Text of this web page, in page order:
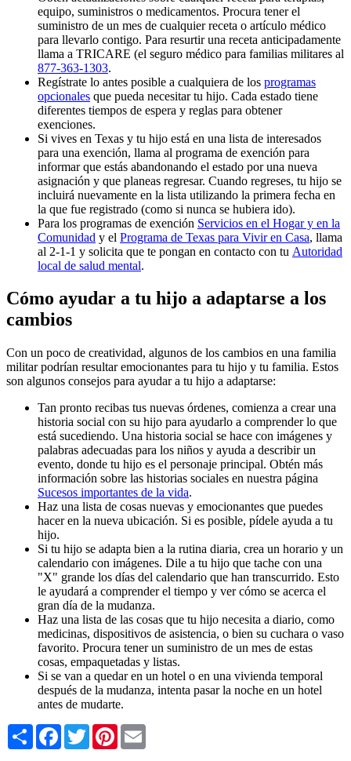
equipo, suministros o medicamentos. Procura tener el
suministro de un mes de cualquier receta o artículo médico
para llevarlo contigo. Para resurtir una receta anticipadamente
llama a TRICARE (el seguro médico para familias militares al
877-363-1303.
Regístrate lo antes posible a cualquiera de los programas
opcionales que pueda necesitar tu hijo. Cada estado tiene
diferentes tiempos de espera y reglas para obtener
exenciones.
Si vives en Texas y tu hijo está en una lista de interesados
para una exención, llama al programa de exención para
informar que estás abandonando el estado por una nueva
asignación y que planeas regresar. Cuando regreses, tu hijo se
incluirá nuevamente en la lista utilizando la primera fecha en
la que fue registrado (como si nunca se hubiera ido).
Para los programas de exención Servicios en el Hogar y en la
Comunidad y el Programa de Texas para Vivir en Casa, llama
al 2-1-1 y solicita que te pongan en contacto con tu Autoridad
local de salud mental.
Cómo ayudar a tu hijo a adaptarse a los
cambios
Con un poco de creatividad, algunos de los cambios en una familia
militar podrían resultar emocionantes para tu hijo y tu familia. Estos
son algunos consejos para ayudar a tu hijo a adaptarse:
Tan pronto recibas tus nuevas órdenes, comienza a crear una
historia social con su hijo para ayudarlo a comprender lo que
está sucediendo. Una historia social se hace con imágenes y
palabras adecuadas para los niños y ayuda a describir un
evento, donde tu hijo es el personaje principal. Obtén más
información sobre las historias sociales en nuestra página
Sucesos importantes de la vida.
Haz una lista de cosas nuevas y emocionantes que puedes
hacer en la nueva ubicación. Si es posible, pídele ayuda a tu
hijo.
Si tu hijo se adapta bien a la rutina diaria, crea un horario y un
calendario con imágenes. Dile a tu hijo que tache con una
"X" grande los días del calendario que han transcurrido. Esto
le ayudará a comprender el tiempo y ver cómo se acerca el
gran día de la mudanza.
Haz una lista de las cosas que tu hijo necesita a diario, como
medicinas, dispositivos de asistencia, o bien su cuchara o vaso
favorito. Procura tener un suministro de un mes de estas
cosas, empaquetadas y listas.
Si se van a quedar en un hotel o en una vivienda temporal
después de la mudanza, intenta pasar la noche en un hotel
antes de mudarte.
Share Facebook
TwitterPinterest